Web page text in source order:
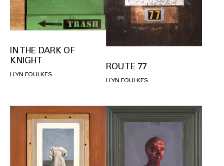
IN THE DARK OF
KNIGHT
LLYN FOULKES
ROUTE 77
LLYN FOULKES